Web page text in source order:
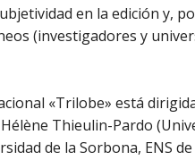
en la edición y,
(investigadores y
«Trilobe» está
Thieulin-Pardo
de la Sorbona, ENS